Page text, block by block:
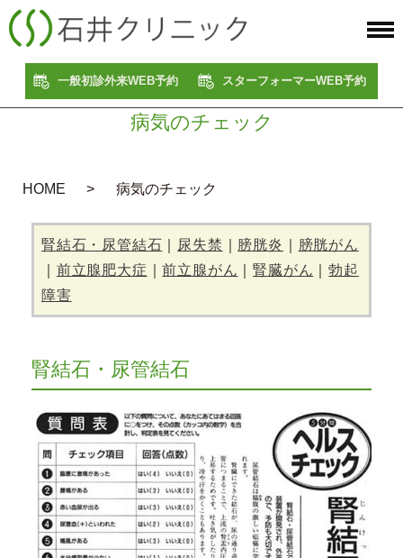
一般初診外来WEB予約 スターフォーマーWEB予約
病気のチェック
HOME 病気のチェック
腎結石・尿管結石 尿失禁 膀胱炎
膀胱がん
前立腺肥大症 ｜前立腺がん ｜腎臓がん ｜勃起
障害
腎結石・尿管結石